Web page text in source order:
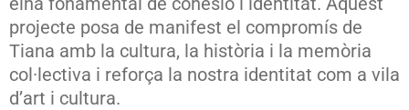
projecte posa de manifest el compromís de
Tiana amb la cultura, la història i la memòria
col·lectiva i reforça la nostra identitat com a vila
d’art i cultura.